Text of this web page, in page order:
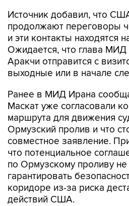
Источник добавил, что
продолжают переговоры
и эти контакты находятся
Ожидается, что глава
Аракчи отправится с
выходные или в начале
Ранее в МИД Ирана
Маскат уже согласовали
маршрута для движения
Ормузский пролив и что
совместное заявление.
что потенциальное
по Ормузскому проливу
гарантировать
коридоре из-за риска
действий США.